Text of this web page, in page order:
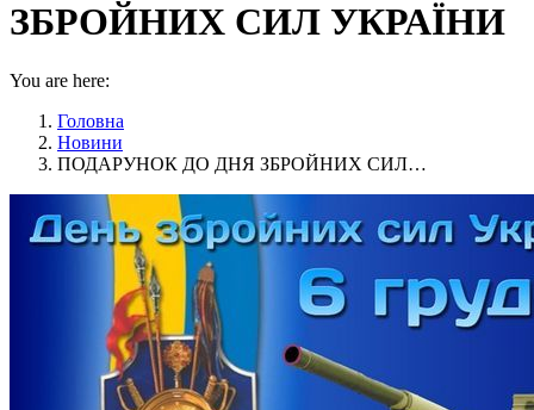
ЗБРОЙНИХ СИЛ УКРАЇНИ
You are here:
Головна
Новини
ПОДАРУНОК ДО ДНЯ ЗБРОЙНИХ СИЛ…